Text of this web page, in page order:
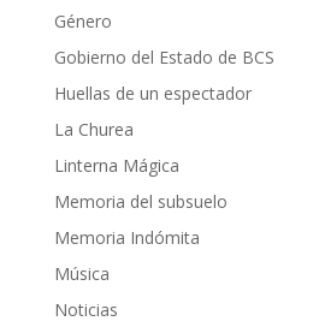
Género
Gobierno del Estado de BCS
Huellas de un espectador
La Churea
Linterna Mágica
Memoria del subsuelo
Memoria Indómita
Música
Noticias